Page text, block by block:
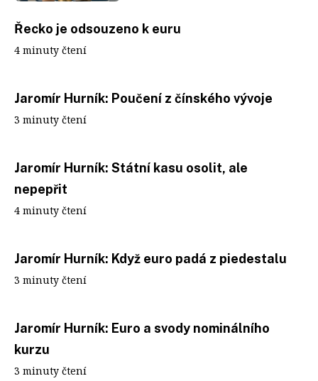
Řecko je odsouzeno k euru
4 minuty čtení
Jaromír Hurník: Poučení z čínského vývoje
3 minuty čtení
Jaromír Hurník: Státní kasu osolit, ale
nepepřit
4 minuty čtení
Jaromír Hurník: Když euro padá z piedestalu
3 minuty čtení
Jaromír Hurník: Euro a svody nominálního
kurzu
3 minuty čtení